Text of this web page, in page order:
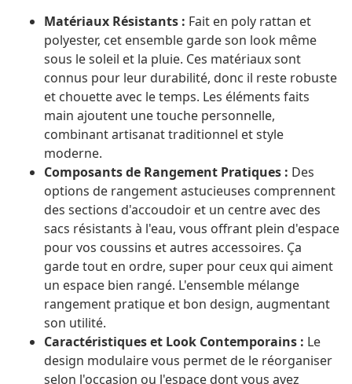
Matériaux Résistants : Fait en poly rattan et
polyester, cet ensemble garde son look même
sous le soleil et la pluie. Ces matériaux sont
connus pour leur durabilité, donc il reste robuste
et chouette avec le temps. Les éléments faits
main ajoutent une touche personnelle,
combinant artisanat traditionnel et style
moderne.
Composants de Rangement Pratiques : Des
options de rangement astucieuses comprennent
des sections d'accoudoir et un centre avec des
sacs résistants à l'eau, vous offrant plein d'espace
pour vos coussins et autres accessoires. Ça
garde tout en ordre, super pour ceux qui aiment
un espace bien rangé. L'ensemble mélange
rangement pratique et bon design, augmentant
son utilité.
Caractéristiques et Look Contemporains : Le
design modulaire vous permet de le réorganiser
selon l'occasion ou l'espace dont vous avez